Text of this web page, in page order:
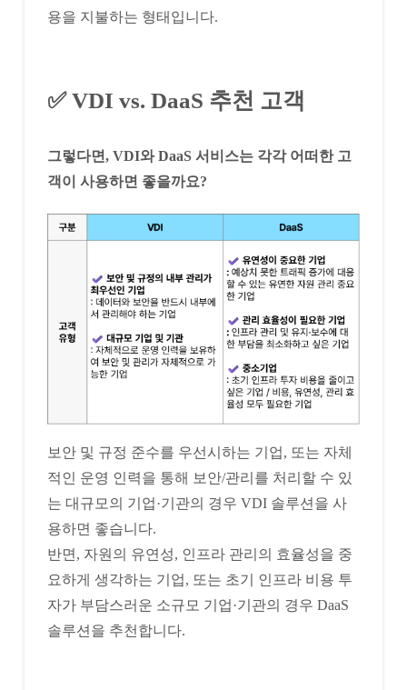
용을 지불하는 형태입니다.
✅ VDI vs. DaaS 추천 고객
그렇다면, VDI와 DaaS 서비스는 각각 어떠한 고
객이 사용하면 좋을까요?
보안 및 규정 준수를 우선시하는 기업, 또는 자체
적인 운영 인력을 통해 보안/관리를 처리할 수 있
는 대규모의 기업·기관의 경우 VDI 솔루션을 사
용하면 좋습니다.
반면, 자원의 유연성, 인프라 관리의 효율성을 중
요하게 생각하는 기업, 또는 초기 인프라 비용 투
자가 부담스러운 소규모 기업·기관의 경우 DaaS
솔루션을 추천합니다.